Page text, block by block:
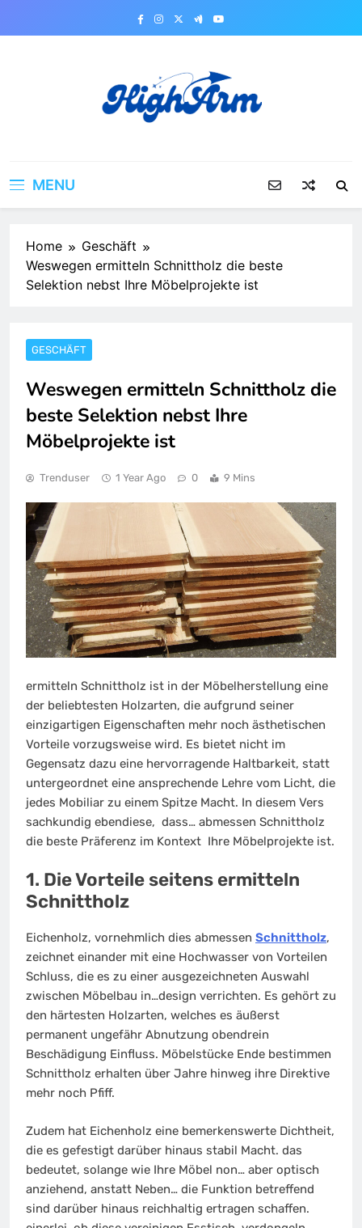
MENU
Home
Geschäft
Weswegen ermitteln Schnittholz die beste
Selektion nebst Ihre Möbelprojekte ist
GESCHÄFT
Weswegen ermitteln Schnittholz die
beste Selektion nebst Ihre
Möbelprojekte ist
Trenduser 1 Year Ago 0 9 Mins
ermitteln Schnittholz ist in der Möbelherstellung eine
der beliebtesten Holzarten, die aufgrund seiner
einzigartigen Eigenschaften mehr noch ästhetischen
Vorteile vorzugsweise wird. Es bietet nicht im
Gegensatz dazu eine hervorragende Haltbarkeit, statt
untergeordnet eine ansprechende Lehre vom Licht, die
jedes Mobiliar zu einem Spitze Macht. In diesem Vers
sachkundig ebendiese, dass… abmessen Schnittholz
die beste Präferenz im Kontext Ihre Möbelprojekte ist.
1. Die Vorteile seitens ermitteln
Schnittholz
Eichenholz, vornehmlich dies abmessen Schnittholz,
zeichnet einander mit eine Hochwasser von Vorteilen
Schluss, die es zu einer ausgezeichneten Auswahl
zwischen Möbelbau in…design verrichten. Es gehört zu
den härtesten Holzarten, welches es äußerst
permanent ungefähr Abnutzung obendrein
Beschädigung Einfluss. Möbelstücke Ende bestimmen
Schnittholz erhalten über Jahre hinweg ihre Direktive
mehr noch Pfiff.
Zudem hat Eichenholz eine bemerkenswerte Dichtheit,
die es gefestigt darüber hinaus stabil Macht. das
bedeutet, solange wie Ihre Möbel non… aber optisch
anziehend, anstatt Neben… die Funktion betreffend
sind darüber hinaus reichhaltig ertragen schaffen.